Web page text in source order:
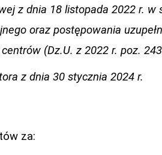
z dnia 18 listopada 2022 r. w
oraz postępowania
(Dz.U. z 2022 r. poz.
z dnia 30 stycznia 2024 r.
za: